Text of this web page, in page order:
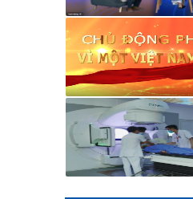
V/v Mời báo giá dịch
hoạt động truyền
tác hại thuốc lá
258/TM-VHXH
Thư mời Báo giá dịch
hoạt động truyền
phòng, chống tác hại
2169/VHXH
V/v mời báo giá thuê
sáng, loa và micro
động mít tinh Hưởng
Quốc gia không khói